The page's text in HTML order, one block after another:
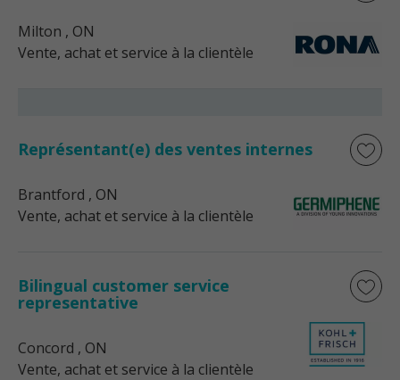
Milton , ON
Vente, achat et service à la clientèle
Représentant(e) des ventes internes
Brantford , ON
Vente, achat et service à la clientèle
Bilingual customer service
representative
Concord , ON
Vente, achat et service à la clientèle